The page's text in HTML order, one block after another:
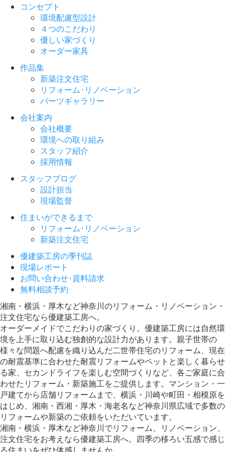
コンセプト
環境配慮型設計
４つのこだわり
優しい家づくり
オーダー家具
作品集
新築注文住宅
リフォーム･リノベーション
パーツギャラリー
会社案内
会社概要
環境への取り組み
スタッフ紹介
採用情報
スタッフブログ
設計担当
現場監督
住まいができるまで
リフォーム･リノベーション
新築注文住宅
優建築工房の季刊誌
現場レポート
お問い合わせ･資料請求
無料相談予約
湘南・横浜・厚木など神奈川のリフォーム・リノベーション・
注文住宅なら優建築工房へ。
オーダーメイドでこだわりの家づくり。優建築工房には自然環
境を上手に取り込む独創的な設計力があります。親子世帯の
様々な問題へ配慮を織り込んだ二世帯住宅のリフォーム、現在
の耐震基準に合わせた耐震リフォームやペットと楽しく暮らせ
る家、セカンドライフを楽しむ空間づくりなど、各ご家庭に合
わせたリフォーム・新築施工をご提供します。マンション・一
戸建てから店舗リフォームまで、横浜・川崎や町田・相模原を
はじめ、湘南・西湘・厚木・海老名など神奈川県広域で多数の
リフォームや新築のご依頼をいただいています。
湘南・横浜・厚木など神奈川でリフォーム、リノベーション、
注文住宅をお考えなら優建築工房へ。四季の移ろい五感で感じ